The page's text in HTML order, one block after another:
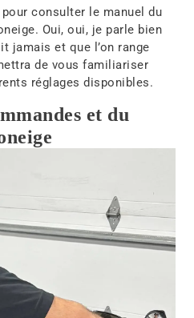
consulter le manuel du
Oui, oui, je parle bien
jamais et que l’on range
de vous familiariser
réglages disponibles.
et du